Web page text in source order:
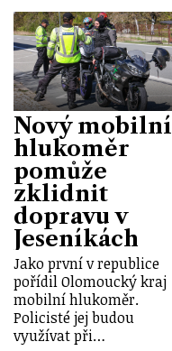
Nový mobilní
hlukoměr
pomůže
zklidnit
dopravu v
Jeseníkách
Jako první v republice
pořídil Olomoucký kraj
mobilní hlukoměr.
Policisté jej budou
využívat při…